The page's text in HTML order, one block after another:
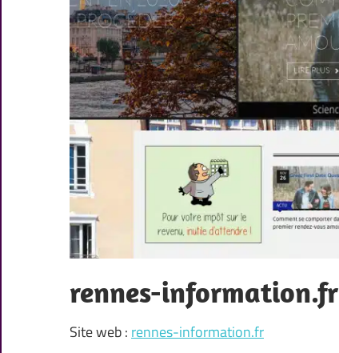
rennes-information.fr
Site web : rennes-information.fr